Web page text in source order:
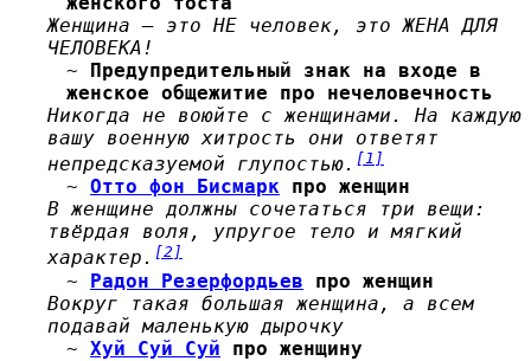
Женщина — это НЕ человек, это ЖЕНА ДЛЯ
ЧЕЛОВЕКА!
~ Предупредительный знак на входе в
женское общежитие про нечеловечность
Никогда не воюйте с женщинами. На каждую
вашу военную хитрость они ответят
непредсказуемой глупостью. [1]
~ Отто фон Бисмарк про женщин
В женщине должны сочетаться три вещи:
твёрдая воля, упругое тело и мягкий
характер. [2]
~ Радон Резерфордьев про женщин
Вокруг такая большая женщина, а всем
подавай маленькую дырочку
~ Хуй Суй Суй про женщину